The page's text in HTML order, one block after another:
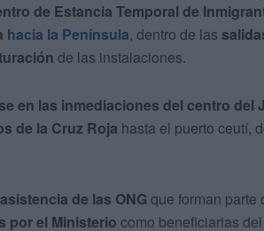
de Estancia Temporal de
hacia la Península, dentro de las
de las instalaciones.
en las inmediaciones del centro del
de la Cruz Roja hasta el puerto ceutí,
asistencia de las ONG que forman parte
por el Ministerio como beneficiarias